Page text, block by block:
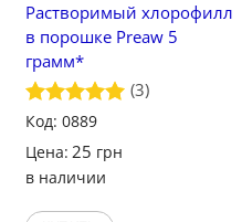
Растворимый хлорофилл
в порошке Preaw 5
грамм*
Оценка
(3)
Код: 0889
Цена: 25 грн
в наличии